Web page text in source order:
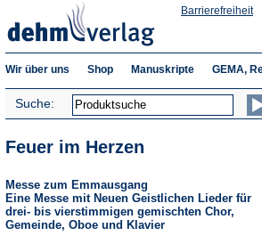
Barrierefreiheit
Wir über uns Shop Manuskripte GEMA,
Suche:
Feuer im Herzen
Messe zum Emmausgang
Eine Messe mit Neuen Geistlichen Lieder für
drei- bis vierstimmigen gemischten Chor,
Gemeinde, Oboe und Klavier